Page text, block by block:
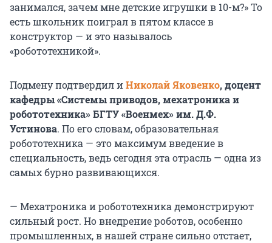
занимался, зачем мне детские игрушки в 10-м?» То
есть школьник поиграл в пятом классе в
конструктор — и это называлось
«робототехникой».
Подмену подтвердил иНиколай Яковенко, доцент
кафедры «Системы приводов, мехатроника и
робототехника» БГТУ «Военмех» им. Д.Ф.
Устинова. По его словам, образовательная
робототехника — это максимум введение в
специальность, ведь сегодня эта отрасль — одна из
самых бурно развивающихся.
— Мехатроника и робототехника демонстрируют
сильный рост. Но внедрение роботов, особенно
промышленных, в нашей стране сильно отстает,